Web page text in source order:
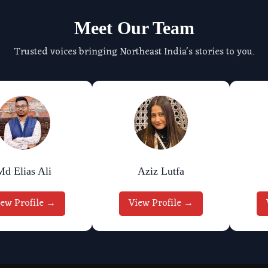
Meet Our Team
Trusted voices bringing Northeast India's stories to you.
Elias Ali
Profile →
Aziz Lutfa
View Profile →